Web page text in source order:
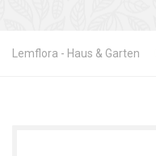
Lemflora - Haus & Garten